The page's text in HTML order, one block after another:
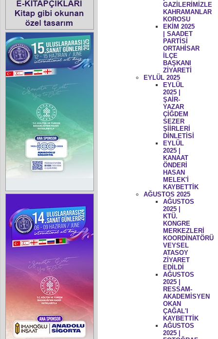
GAZİLERİMİZLE
KAHRAMANLAR
KOROSU
EKİM 2025
| SAADET
PARTİSİ
ORTAHİSAR
İLÇE
BAŞKANI
ZİYARETİ
EYLÜL 2025
EYLÜL
2025 |
ŞAİR-
YAZAR
ÇİĞDEM
SEZER
ŞİİRLERİ
DİNLETİSİ
EYLÜL
2025 |
KANAAT
ÖNDERİ
HASAN
MELEK'İ
KAYBETTİK
AĞUSTOS 2025
AĞUSTOS
2025 |
KTÜ.
KONGRE
MERKEZLERİ
KOORDİNATÖRÜ
VEYSEL
ATASOY
ZİYARET
EDİLDİ
AĞUSTOS
2025 |
RESSAM-
AKADEMİSYEN
OKAN
ÇAĞAL'I
KAYBETTİK
AĞUSTOS
2025 |